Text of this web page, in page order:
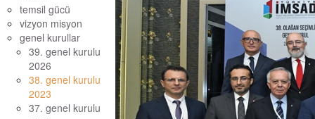
temsil gücü
vizyon misyon
genel kurullar
39. genel kurulu
2026
38. genel kurulu
2023
37. genel kurulu